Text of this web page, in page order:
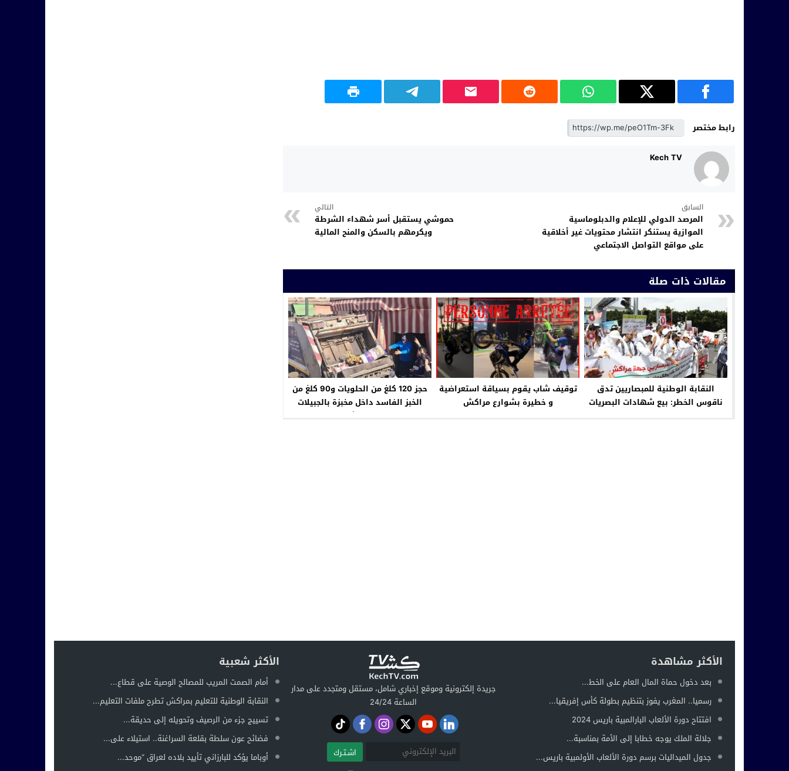
رابط مختصر
Kech TV
السابق
المرصد الدولي للإعلام والدبلوماسية
الموازية يستنكر انتشار محتويات غير أخلاقية
على مواقع التواصل الاجتماعي
التالي
حموشي يستقبل أسر شهداء الشرطة
ويكرمهم بالسكن والمنح المالية
مقالات ذات صلة
النقابة الوطنية للمبصاريين تدق
ناقوس الخطر: بيع شهادات البصريات
توقيف شاب يقوم بسياقة استعراضية
و خطيرة بشوارع مراكش
حجز 120 كلغ من الحلويات و90 كلغ من
الخبز الفاسد داخل مخبزة بالجبيلات
مراكش
الأكثر مشاهدة
بعد دخول حماة المال العام على الخط...
رسميا.. المغرب يفوز بتنظيم بطولة كأس إفريقيا...
افتتاح دورة الألعاب البارالمبية باريس 2024
جلالة الملك يوجه خطابا إلى الأمة بمناسبة...
جدول الميداليات برسم دورة الألعاب الأولمبية باريس...
جريدة إلكترونية وموقع إخباري شامل، مستقل ومتجدد على مدار
الساعة 24/24
اشـتـرك
الأكثر شعبية
أمام الصمت المريب للمصالح الوصية على قطاع...
النقابة الوطنية للتعليم بمراكش تطرح ملفات التعليم...
تسييج جزء من الرصيف وتحويله إلى حديقة...
فضائح عون سلطة بقلعة السراغنة.. استيلاء على...
أوباما يؤكد للبارزاني تأييد بلاده لعراق “موحد...